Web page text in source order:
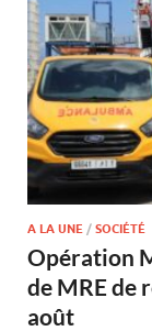
A LA UNE / SOCIÉTÉ
Opération
de MRE de
août